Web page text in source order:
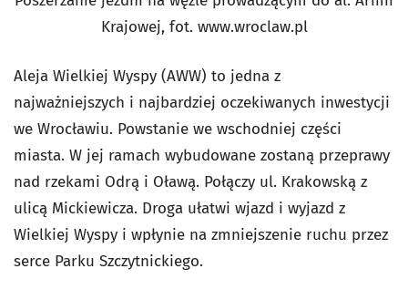
Krajowej, fot. www.wroclaw.pl
Aleja Wielkiej Wyspy (AWW) to jedna z
najważniejszych i najbardziej oczekiwanych inwestycji
we Wrocławiu. Powstanie we wschodniej części
miasta. W jej ramach wybudowane zostaną przeprawy
nad rzekami Odrą i Oławą. Połączy ul. Krakowską z
ulicą Mickiewicza. Droga ułatwi wjazd i wyjazd z
Wielkiej Wyspy i wpłynie na zmniejszenie ruchu przez
serce Parku Szczytnickiego.